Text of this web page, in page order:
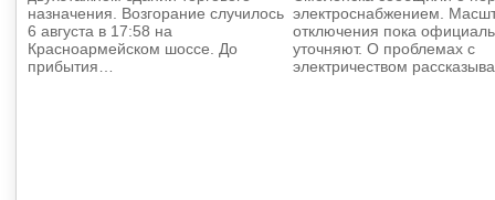
назначения. Возгорание случилось
6 августа в 17:58 на
Красноармейском шоссе. До
прибытия…
электроснабжением.
отключения пока
уточняют. О проблемах с
электричеством